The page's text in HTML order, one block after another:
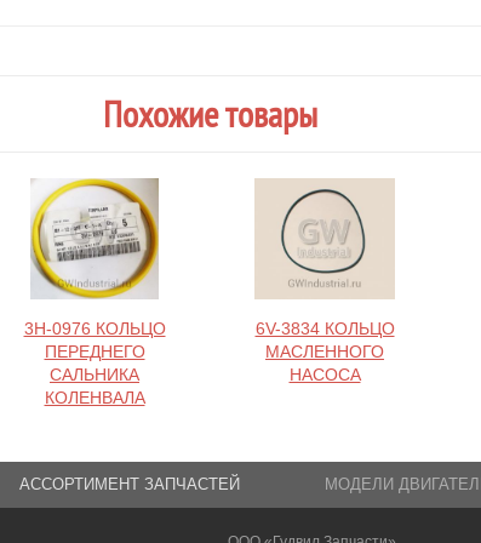
Похожие товары
3H-0976 КОЛЬЦО
ПЕРЕДНЕГО
САЛЬНИКА
КОЛЕНВАЛА
6V-3834 КОЛЬЦО
МАСЛЕННОГО
НАСОСА
АССОРТИМЕНТ ЗАПЧАСТЕЙ МОДЕЛИ